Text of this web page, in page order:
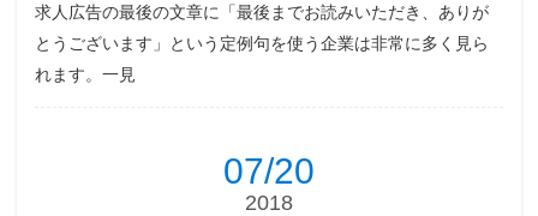
求人広告の最後の文章に「最後までお読みいただき、ありが
とうございます」という定例句を使う企業は非常に多く見ら
れます。一見
07/20
2018